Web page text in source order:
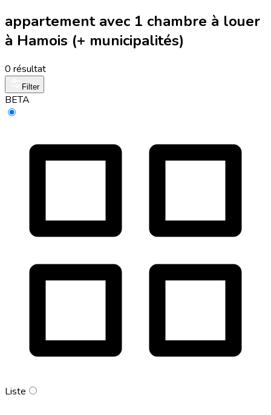
appartement avec 1 chambre à louer
à Hamois (+ municipalités)
0 résultat
Filter
BETA
Liste